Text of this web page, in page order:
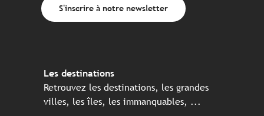
S'inscrire à notre newsletter
Les destinations
Retrouvez les destinations, les grandes
villes, les îles, les immanquables, ...